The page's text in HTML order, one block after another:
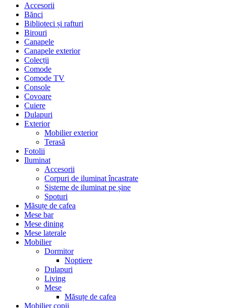
Accesorii
Bănci
Biblioteci și rafturi
Birouri
Canapele
Canapele exterior
Colecții
Comode
Comode TV
Console
Covoare
Cuiere
Dulapuri
Exterior
Mobilier exterior
Terasă
Fotolii
Iluminat
Accesorii
Corpuri de iluminat încastrate
Sisteme de iluminat pe șine
Spoturi
Măsuțe de cafea
Mese bar
Mese dining
Mese laterale
Mobilier
Dormitor
Noptiere
Dulapuri
Living
Mese
Măsuțe de cafea
Mobilier copii